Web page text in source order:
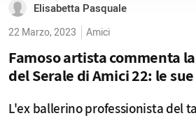
Elisabetta Pasquale
22 Marzo, 2023 Amici
Famoso artista commenta
del Serale di Amici 22: le
L'ex ballerino professionista del